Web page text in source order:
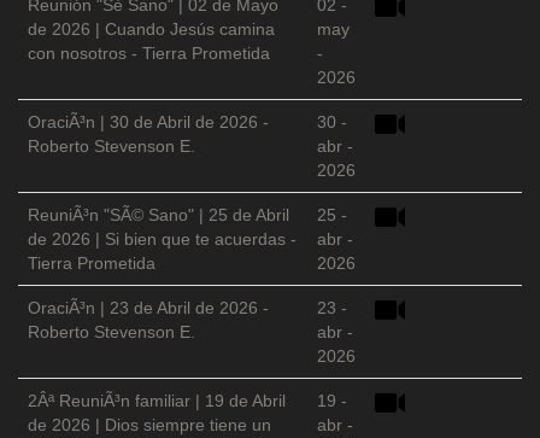
Reunión "Sé Sano" | 02 de Mayo
de 2026 | Cuando Jesús camina
con nosotros - Tierra Prometida
02 -
may
-
2026
OraciÃ³n | 30 de Abril de 2026 -
Roberto Stevenson E.
30 -
abr -
2026
ReuniÃ³n "SÃ© Sano" | 25 de Abril
de 2026 | Si bien que te acuerdas -
Tierra Prometida
25 -
abr -
2026
OraciÃ³n | 23 de Abril de 2026 -
Roberto Stevenson E.
23 -
abr -
2026
2Âª ReuniÃ³n familiar | 19 de Abril
de 2026 | Dios siempre tiene un
19 -
abr -